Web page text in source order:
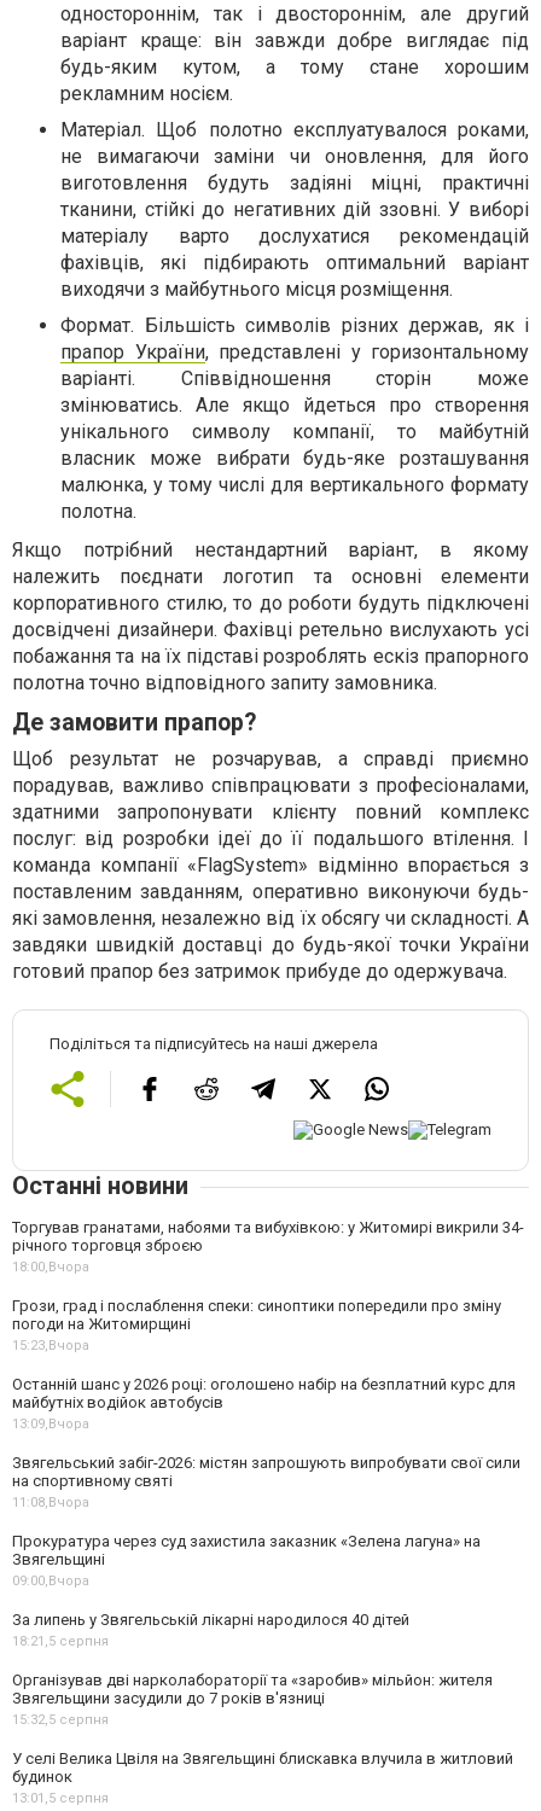
одностороннім, так і двостороннім, але другий
варіант краще: він завжди добре виглядає під
будь-яким кутом, а тому стане хорошим
рекламним носієм.
Матеріал. Щоб полотно експлуатувалося роками,
не вимагаючи заміни чи оновлення, для його
виготовлення будуть задіяні міцні, практичні
тканини, стійкі до негативних дій ззовні. У виборі
матеріалу варто дослухатися рекомендацій
фахівців, які підбирають оптимальний варіант
виходячи з майбутнього місця розміщення.
Формат. Більшість символів різних держав, як і
прапор України, представлені у горизонтальному
варіанті. Співвідношення сторін може
змінюватись. Але якщо йдеться про створення
унікального символу компанії, то майбутній
власник може вибрати будь-яке розташування
малюнка, у тому числі для вертикального формату
полотна.
Якщо потрібний нестандартний варіант, в якому
належить поєднати логотип та основні елементи
корпоративного стилю, то до роботи будуть підключені
досвідчені дизайнери. Фахівці ретельно вислухають усі
побажання та на їх підставі розроблять ескіз прапорного
полотна точно відповідного запиту замовника.
Де замовити прапор?
Щоб результат не розчарував, а справді приємно
порадував, важливо співпрацювати з професіоналами,
здатними запропонувати клієнту повний комплекс
послуг: від розробки ідеї до її подальшого втілення. І
команда компанії «FlagSystem» відмінно впорається з
поставленим завданням, оперативно виконуючи будь-
які замовлення, незалежно від їх обсягу чи складності. А
завдяки швидкій доставці до будь-якої точки України
готовий прапор без затримок прибуде до одержувача.
Поділіться та підписуйтесь на наші джерела
Останні новини
Торгував гранатами, набоями та вибухівкою: у Житомирі викрили 34-
річного торговця зброєю
18:00, Вчора
Грози, град і послаблення спеки: синоптики попередили про зміну
погоди на Житомирщині
15:23, Вчора
Останній шанс у 2026 році: оголошено набір на безплатний курс для
майбутніх водійок автобусів
13:09, Вчора
Звягельський забіг-2026: містян запрошують випробувати свої сили
на спортивному святі
11:08, Вчора
Прокуратура через суд захистила заказник «Зелена лагуна» на
Звягельщині
09:00, Вчора
За липень у Звягельській лікарні народилося 40 дітей
18:21, 5 серпня
Організував дві нарколабораторії та «заробив» мільйон: жителя
Звягельщини засудили до 7 років в'язниці
15:32, 5 серпня
У селі Велика Цвіля на Звягельщині блискавка влучила в житловий
будинок
13:01, 5 серпня